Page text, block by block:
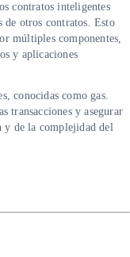
contratos inteligentes
de otros contratos. Esto
múltiples componentes,
y aplicaciones
conocidas como gas.
transacciones y asegurar
y de la complejidad del